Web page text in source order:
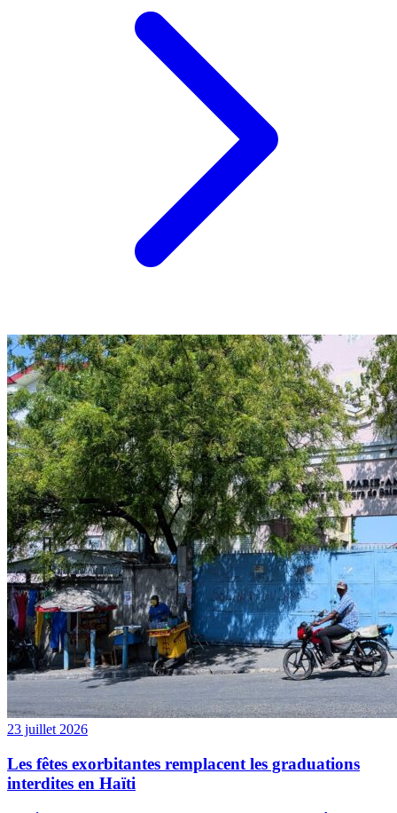
23 juillet 2026
Les fêtes exorbitantes remplacent les graduations
interdites en Haïti